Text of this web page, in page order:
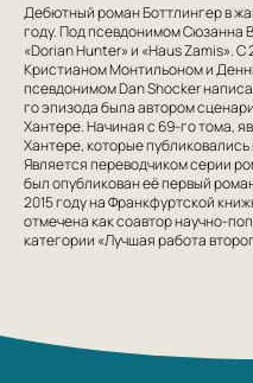
Дебютный роман Боттлингер в
году. Под псевдонимом Сюзанна
«Dorian Hunter»и «Haus Zamis». С
Кристианом Монтильоном и
псевдонимомDan Shocker
го эпизода была автором
Хантере. Начиная с 69-го тома,
Хантере, которые
Является переводчиком серии
был опубликован её первый
2015 году на Франкфуртской
отмечена как соавтор научно-
категории «Лучшая работа